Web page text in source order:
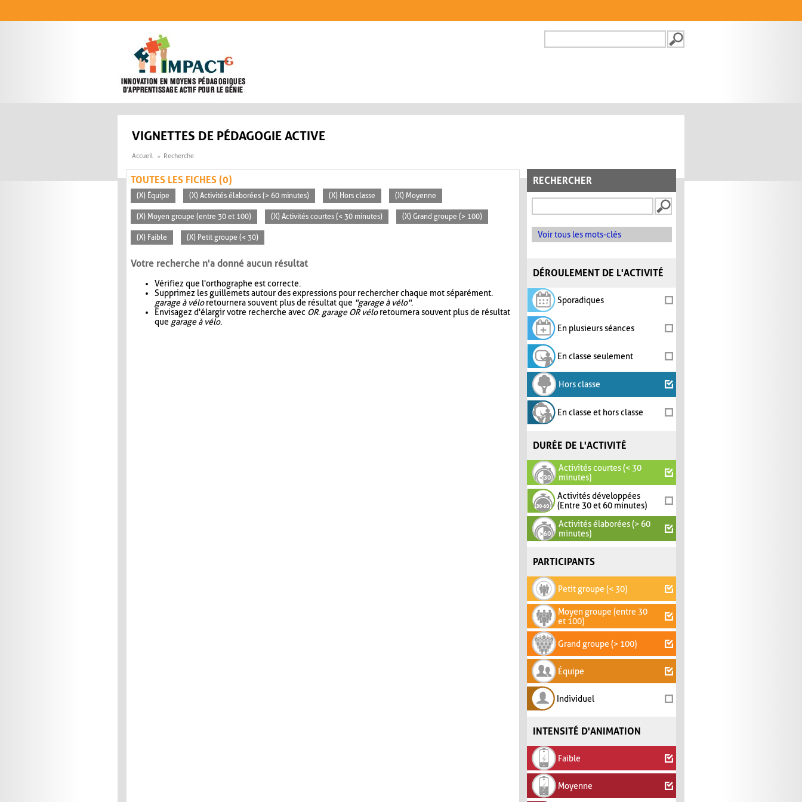
FORMULAIRE DE
VIGNETTES DE PÉDAGOGIE ACTIVE
Accueil Recherche
RECHERCHER
Voir tous les mots-clés
DÉROULEMENT DE L'ACTIVITÉ
Sporadiques
En plusieurs séances
En classe seulement
Hors classe
En classe et hors classe
DURÉE DE L'ACTIVITÉ
Activités courtes (< 30
minutes)
Activités développées
(Entre 30 et 60 minutes)
Activités élaborées (> 60
minutes)
PARTICIPANTS
Petit groupe (< 30)
Moyen groupe (entre 30
et 100)
Grand groupe (> 100)
Équipe
Individuel
INTENSITÉ D'ANIMATION
Faible
Moyenne
TOUTES LES FICHES (0)
(X) Équipe (X) Activités élaborées (> 60 minutes) (X) Hors classe (X) Moyenne
(X) Moyen groupe (entre 30 et 100) (X) Activités courtes (< 30 minutes) (X) Grand groupe (> 100)
(X) Faible (X) Petit groupe (< 30)
Votre recherche n'a donné aucun résultat
Vérifiez que l'orthographe est correcte.
Supprimez les guillemets autour des expressions pour rechercher chaque mot séparément.
garage à véloretournera souvent plus de résultat que "garage à vélo".
Envisagez d'élargir votre recherche avec OR. garage OR véloretournera souvent plus de résultat
que garage à vélo.